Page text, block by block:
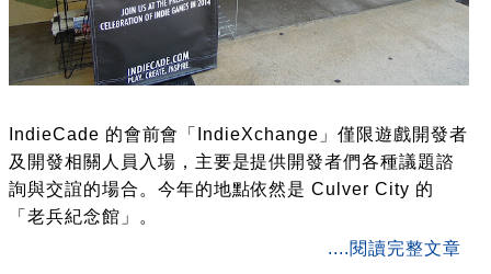
IndieCade 的會前會「IndieXchange」僅限遊戲開發者
及開發相關人員入場，主要是提供開發者們各種議題諮
詢與交誼的場合。今年的地點依然是 Culver City 的
「老兵紀念館」。
....閱讀完整文章